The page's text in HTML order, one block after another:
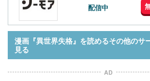
配信中
漫画『異世界失格』を読めるその他のサ
見る
AD